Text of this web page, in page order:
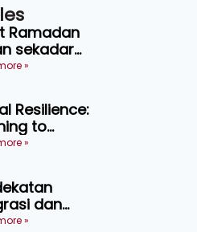
Ramadan
sekadar
perlu bijak
»
Resilience:
to
Without
»
dan
Baharu
»